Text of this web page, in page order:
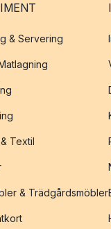
& Servering
Textil
& Trädgårdsmöbler